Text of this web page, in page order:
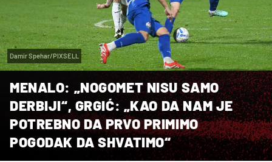
Damir Spehar/PIXSELL
MENALO: „NOGOMET NISU SAMO
DERBIJI“, GRGIĆ: „KAO DA NAM JE
POTREBNO DA PRVO PRIMIMO
POGODAK DA SHVATIMO“